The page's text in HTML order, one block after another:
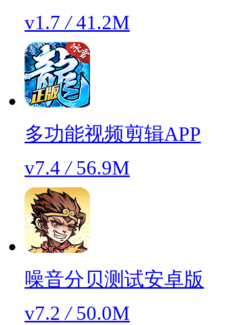
v1.7/41.2M
多功能视频剪辑APP
v7.4/56.9M
噪音分贝测试安卓版
v7.2/50.0M